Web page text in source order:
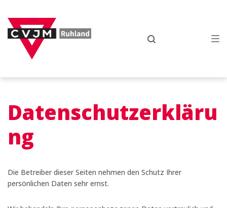
Hauptnavigation
springen
Inhalt
springen
Footer
springen
Datenschutzerkläru
ng
Die Betreiber dieser Seiten nehmen den Schutz Ihrer
persönlichen Daten sehr ernst.